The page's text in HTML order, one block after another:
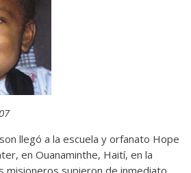
llegó a la escuela y orfanato Hope
en Ouanaminthe, Haití, en la
misioneros supieron de inmediato